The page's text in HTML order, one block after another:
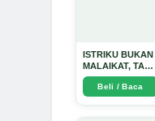
ISTRIKU BUKAN
MALAIKAT, TAPI
AKU JUGA
TIDAK SUCI -
Beli / Baca